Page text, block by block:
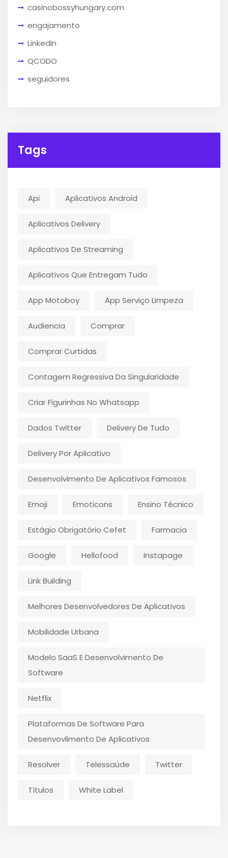
casinobossyhungary.com
engajamento
LinkedIn
QCODO
seguidores
Tags
Api Aplicativos Android
Aplicativos Delivery
Aplicativos De Streaming
Aplicativos Que Entregam Tudo
App Motoboy App Serviço Limpeza
Audiencia Comprar
Comprar Curtidas
Contagem Regressiva Da Singularidade
Criar Figurinhas No Whatsapp
Dados Twitter Delivery De Tudo
Delivery Por Aplicativo
Desenvolvimento De Aplicativos Famosos
Emoji Emoticons Ensino Técnico
Estágio Obrigatório Cefet Farmacia
Google Hellofood Instapage
Link Building
Melhores Desenvolvedores De Aplicativos
Mobilidade Urbana
Modelo SaaS E Desenvolvimento De
Software
Netflix
Plataformas De Software Para
Desenvovlimento De Aplicativos
Resolver Telessaúde Twitter
Títulos White Label